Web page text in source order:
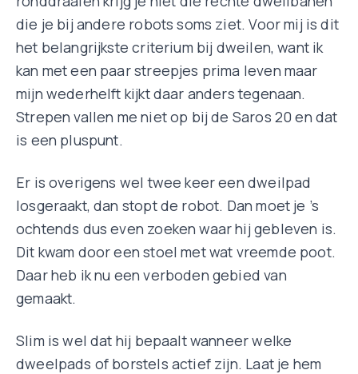
die je bij andere robots soms ziet. Voor mij is dit
het belangrijkste criterium bij dweilen, want ik
kan met een paar streepjes prima leven maar
mijn wederhelft kijkt daar anders tegenaan.
Strepen vallen me niet op bij de Saros 20 en dat
is een pluspunt.
Er is overigens wel twee keer een dweilpad
losgeraakt, dan stopt de robot. Dan moet je ’s
ochtends dus even zoeken waar hij gebleven is.
Dit kwam door een stoel met wat vreemde poot.
Daar heb ik nu een verboden gebied van
gemaakt.
Slim is wel dat hij bepaalt wanneer welke
dweelpads of borstels actief zijn. Laat je hem